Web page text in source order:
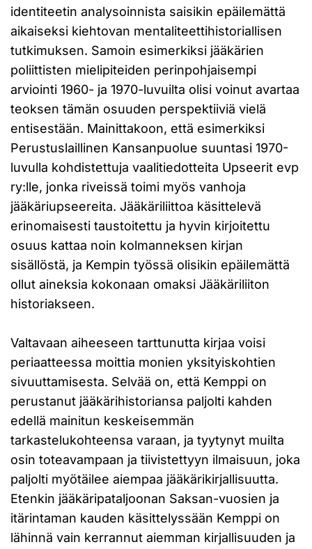
identiteetin analysoinnista saisikin epäilemättä
aikaiseksi kiehtovan mentaliteettihistoriallisen
tutkimuksen. Samoin esimerkiksi jääkärien
poliittisten mielipiteiden perinpohjaisempi
arviointi 1960- ja 1970-luvuilta olisi voinut avartaa
teoksen tämän osuuden perspektiiviä vielä
entisestään. Mainittakoon, että esimerkiksi
Perustuslaillinen Kansanpuolue suuntasi 1970-
luvulla kohdistettuja vaalitiedotteita Upseerit evp
ry:lle, jonka riveissä toimi myös vanhoja
jääkäriupseereita. Jääkäriliittoa käsittelevä
erinomaisesti taustoitettu ja hyvin kirjoitettu
osuus kattaa noin kolmanneksen kirjan
sisällöstä, ja Kempin työssä olisikin epäilemättä
ollut aineksia kokonaan omaksi Jääkäriliiton
historiakseen.
Valtavaan aiheeseen tarttunutta kirjaa voisi
periaatteessa moittia monien yksityiskohtien
sivuuttamisesta. Selvää on, että Kemppi on
perustanut jääkärihistoriansa paljolti kahden
edellä mainitun keskeisemmän
tarkastelukohteensa varaan, ja tyytynyt muilta
osin toteavampaan ja tiivistettyyn ilmaisuun, joka
paljolti myötäilee aiempaa jääkärikirjallisuutta.
Etenkin jääkäripataljoonan Saksan-vuosien ja
itärintaman kauden käsittelyssään Kemppi on
lähinnä vain kerrannut aiemman kirjallisuuden ja